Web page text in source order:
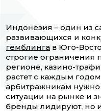
Индонезия – один из
развивающихся и
гемблинга в Юго-
строгие ограничения
регионе, казино-
растет с каждым
арбитражникам нужно
ситуации на рынке и
бренды лидируют, но